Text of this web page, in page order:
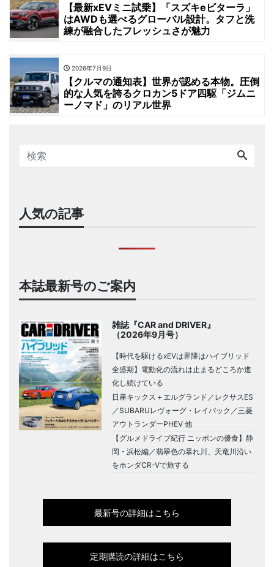
【最新xEVミニ試乗】「スズキeビターラ」
はAWDも選べるグローバル設計。タフと洗
練が融合したフレッシュさが魅力
2026年7月9日
【クルマの通知表】世界が認める本物。圧倒
的な人気を誇るクロカン5ドア四駆「ジムニ
ーノマド」のリアル世界
人気の記事
本誌最新号のご案内
雑誌『CAR and DRIVER』
（2026年9月号）
【時代を駆けるxEVは界隈はハイブリッド
全盛期】電動化の流れは止まるどころか進
化し続けている
日産キックス＋エルグランド／レクサスES
／SUBARUレヴォーグ・レイバック／三菱
アウトランダーPHEV 他
【グルメドライブ紀行 ニッポンの優食】静
岡・浜松編／翡翠色の暴れ川、天竜川沿い
をホンダCR-Vで旅する
最新号の詳細はこちら
定期購読の詳細はこちら